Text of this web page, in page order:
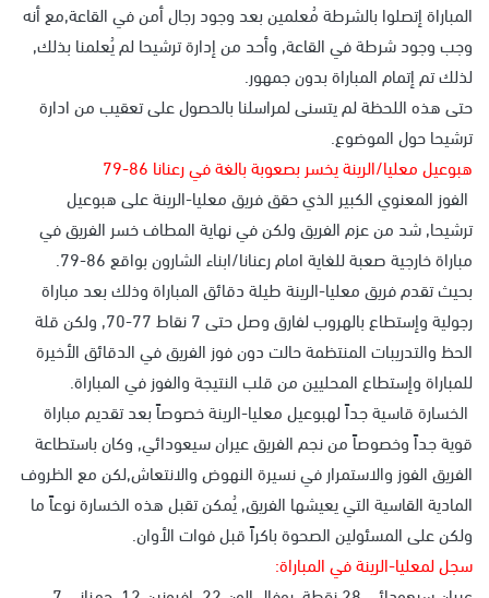
المباراة إتصلوا بالشرطة مُعلمين بعد وجود رجال أمن في القاعة,مع أنه
وجب وجود شرطة في القاعة, وأحد من إدارة ترشيحا لم يُعلمنا بذلك,
لذلك تم إتمام المباراة بدون جمهور.
حتى هذه اللحظة لم يتسنى لمراسلنا بالحصول على تعقيب من ادارة
ترشيحا حول الموضوع.
هبوعيل معليا/الرينة يخسر بصعوبة بالغة في رعنانا 86-79
الفوز المعنوي الكبير الذي حقق فريق معليا-الرينة على هبوعيل
ترشيحا, شد من عزم الفريق ولكن في نهاية المطاف خسر الفريق في
مباراة خارجية صعبة للغاية امام رعنانا/ابناء الشارون بواقع 86-79.
بحيث تقدم فريق معليا-الرينة طيلة دقائق المباراة وذلك بعد مباراة
رجولية وإستطاع بالهروب لفارق وصل حتى 7 نقاط 77-70, ولكن قلة
الحظ والتدريبات المنتظمة حالت دون فوز الفريق في الدقائق الأخيرة
للمباراة وإستطاع المحليين من قلب النتيجة والفوز في المباراة.
الخسارة قاسية جداً لهبوعيل معليا-الرينة خصوصاً بعد تقديم مباراة
قوية جداً وخصوصاً من نجم الفريق عيران سيعودائي, وكان باستطاعة
الفريق الفوز والاستمرار في نسيرة النهوض والانتعاش,لكن مع الظروف
المادية القاسية التي يعيشها الفريق, يُمكن تقبل هذه الخسارة نوعاً ما
ولكن على المسئولين الصحوة باكراً قبل فوات الأوان.
سجل لمعليا-الرينة في المباراة: